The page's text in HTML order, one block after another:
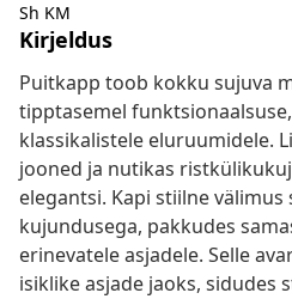
Sh KM
Kirjeldus
Puitkapp toob kokku sujuva
tipptasemel
klassikalistele eluruumidele.
jooned ja nutikas
elegantsi. Kapi stiilne välimus
kujundusega, pakkudes
erinevatele asjadele. Selle
isiklike asjade jaoks, sidudes